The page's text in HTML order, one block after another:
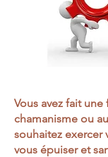
Vous avez fait
chamanisme ou
souhaitez exercer
vous épuiser et